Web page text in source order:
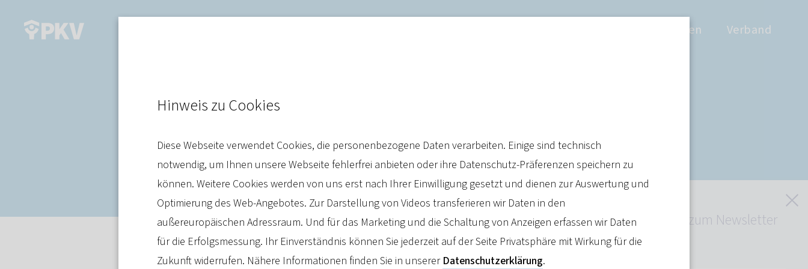
Wissen Verband
Infrastruktur
Meldung 27. Juni 2025
Jetzt kostenlos zum Newsletter
anmelden
Hinweis zu Cookies
Diese Webseite verwendet Cookies, die personenbezogene Daten verarbeiten. Einige sind technisch
notwendig, um Ihnen unsere Webseite fehlerfrei anbieten oder ihre Datenschutz-Präferenzen speichern zu
können. Weitere Cookies werden von uns erst nach Ihrer Einwilligung gesetzt und dienen zur Auswertung und
Optimierung des Web-Angebotes. Zur Darstellung von Videos transferieren wir Daten in den
außereuropäischen Adressraum. Und für das Marketing und die Schaltung von Anzeigen erfassen wir Daten
für die Erfolgsmessung. Ihr Einverständnis können Sie jederzeit auf der Seite Privatsphäre mit Wirkung für die
Zukunft widerrufen. Nähere Informationen finden Sie in unserer Datenschutzerklärung.